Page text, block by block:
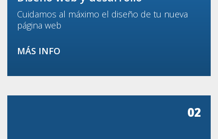
Cuidamos al máximo el diseño de tu nueva
página web
MÁS INFO
02